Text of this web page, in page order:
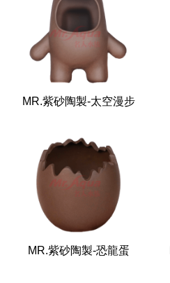
MR.紫砂陶製-太空漫步
MR.紫砂陶製-恐龍蛋